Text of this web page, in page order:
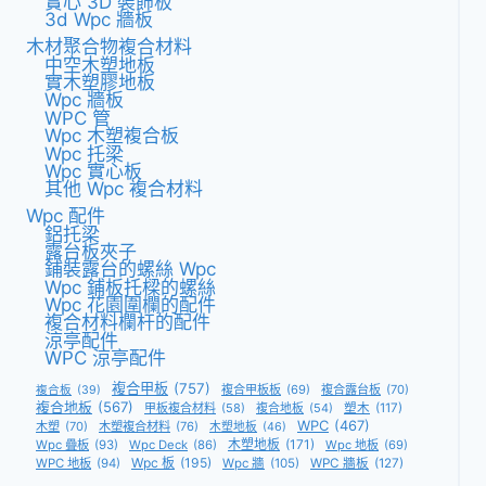
3d Wpc 牆板
木材聚合物複合材料
中空木塑地板
實木塑膠地板
Wpc 牆板
WPC 管
Wpc 木塑複合板
Wpc 托梁
Wpc 實心板
其他 Wpc 複合材料
Wpc 配件
鋁托梁
露台板夾子
鋪裝露台的螺絲 Wpc
Wpc 鋪板托樑的螺絲
Wpc 花園圍欄的配件
複合材料欄杆的配件
涼亭配件
WPC 涼亭配件
複合板 (39) 複合甲板 (757) 複合甲板板 (69) 複合露台板 (70)
複合地板 (567) 甲板複合材料 (58) 複合地板 (54) 塑木 (117)
木塑 (70) 木塑複合材料 (76) 木塑地板 (46) WPC (467)
Wpc 疊板 (93) Wpc Deck (86) 木塑地板 (171) Wpc 地板 (69)
WPC 地板 (94) Wpc 板 (195) Wpc 牆 (105) WPC 牆板 (127)